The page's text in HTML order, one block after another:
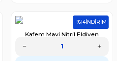
-%14İNDİRİM
Kafem Mavi Nitril Eldiven
Pudrasız (L) 100 Lü X 5 Paket